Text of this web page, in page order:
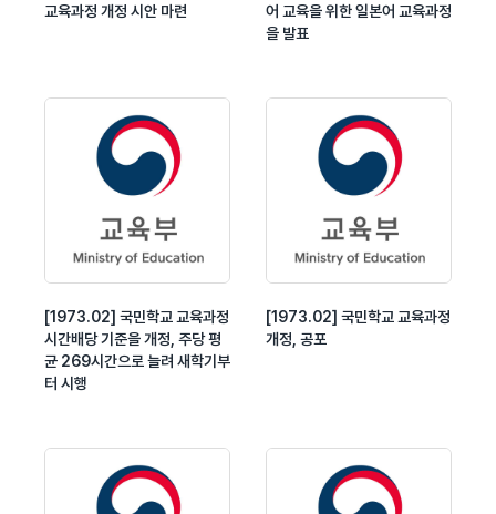
교육과정 개정 시안 마련
어 교육을 위한 일본어 교육과정
을 발표
[1973.02] 국민학교 교육과정
시간배당 기준을 개정, 주당 평
균 269시간으로 늘려 새학기부
터 시행
[1973.02] 국민학교 교육과정
개정, 공포